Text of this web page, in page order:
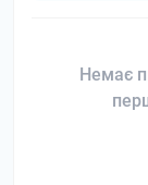
Немає